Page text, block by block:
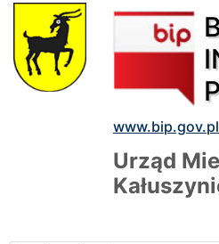
www.bip.gov.pl
Urząd